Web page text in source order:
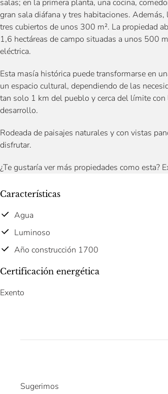
salas; en la primera planta, una cocina,
gran sala diáfana y tres habitaciones.
tres cubiertos de unos 300 m². La propiedad
1,6 hectáreas de campo situadas a unos 500
eléctrica.
Esta masía histórica puede transformarse en
un espacio cultural, dependiendo de las
tan solo 1 km del pueblo y cerca del límite
desarrollo.
Rodeada de paisajes naturales y con vistas
disfrutar.
¿Te gustaría ver más propiedades como esta?
Características
Agua
Luminoso
Año construcción 1700
Certificación energética
Exento
Sugerimos